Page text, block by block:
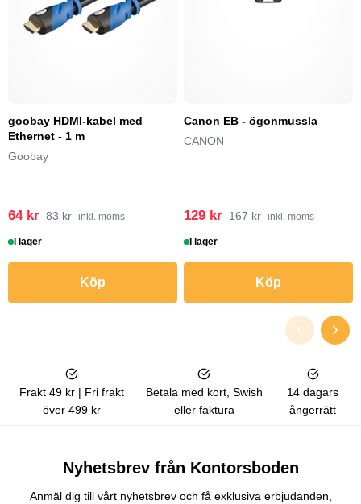
goobay HDMI-kabel med
Ethernet - 1 m
Goobay
64 kr 83 kr inkl. moms
I lager
Köp
Canon EB - ögonmussla
CANON
129 kr 167 kr inkl. moms
I lager
Köp
Frakt 49 kr | Fri frakt
över 499 kr
Betala med kort, Swish
eller faktura
14 dagars
ångerrätt
Nyhetsbrev från Kontorsboden
Anmäl dig till vårt nyhetsbrev och få exklusiva erbjudanden,